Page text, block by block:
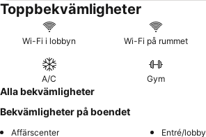
Toppbekvämligheter
Wi-Fi i lobbyn Wi-Fi på rummet
A/C Gym
Alla bekvämligheter
Bekvämligheter på boendet
Affärscenter Entré/lobby